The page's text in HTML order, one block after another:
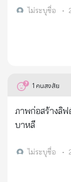
เป็นลิงตัวอื่น...
ใหญ่หลวงที่ต้อ
อันตราย... > เ
ตกใจ... > พยา
ทั้งหมด... > ตะโ
> แล้วก็ฝากฝัง
ลูกให้จ่าฝูงแล้
มา.....ตาย.. คุณ
คุณพงษ์เทพ..รี
ไม่ระบุชื่อ •
1 คนสงสัย
ภาพก่อสร้างลิฟ
บาหลี
ไม่ระบุชื่อ •